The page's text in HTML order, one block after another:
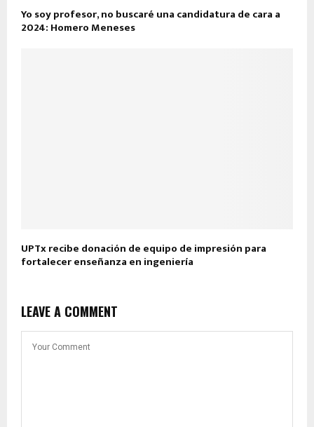
Yo soy profesor, no buscaré una candidatura de cara a
2024: Homero Meneses
UPTx recibe donación de equipo de impresión para
fortalecer enseñanza en ingeniería
LEAVE A COMMENT